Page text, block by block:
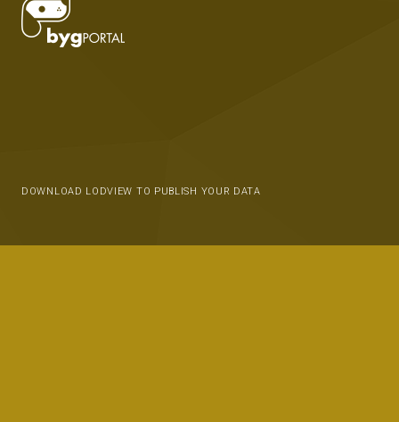
DOWNLOAD LODVIEW TO PUBLISH YOUR DATA